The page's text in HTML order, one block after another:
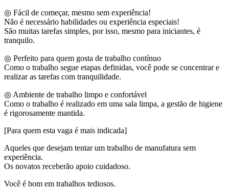
◎ Fácil de começar, mesmo sem experiência!
Não é necessário habilidades ou experiência especiais!
São muitas tarefas simples, por isso, mesmo para iniciantes, é
tranquilo.
◎ Perfeito para quem gosta de trabalho contínuo
Como o trabalho segue etapas definidas, você pode se concentrar e
realizar as tarefas com tranquilidade.
◎ Ambiente de trabalho limpo e confortável
Como o trabalho é realizado em uma sala limpa, a gestão de higiene
é rigorosamente mantida.
[Para quem esta vaga é mais indicada]
Aqueles que desejam tentar um trabalho de manufatura sem
experiência.
Os novatos receberão apoio cuidadoso.
Você é bom em trabalhos tediosos.